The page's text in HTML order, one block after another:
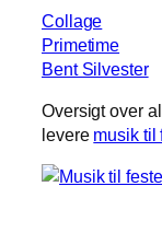
Collage
Primetime
Bent Silvester
Oversigt over
levere musik til